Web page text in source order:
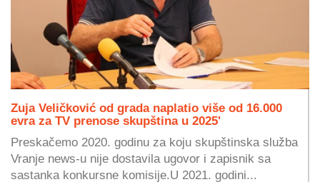
Zuja Veličković od grada naplatio više od 16.000
evra za TV prenose skupština u 2025'
Preskačemo 2020. godinu za koju skupštinska služba
Vranje news-u nije dostavila ugovor i zapisnik sa
sastanka konkursne komisije.U 2021. godini...